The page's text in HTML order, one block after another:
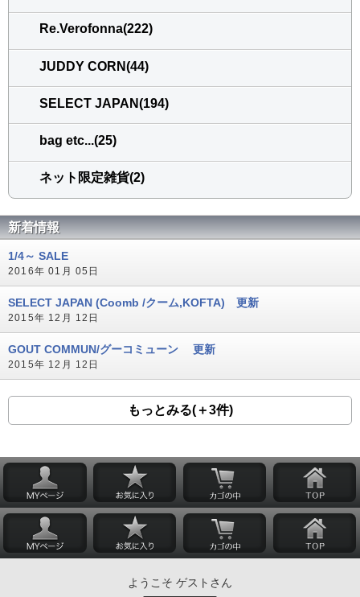
Re.Verofonna(222)
JUDDY CORN(44)
SELECT JAPAN(194)
bag etc...(25)
ネット限定雑貨(2)
新着情報
1/4～ SALE
2016年 01月 05日
SELECT JAPAN (Coomb /クーム,KOFTA) 更新
2015年 12月 12日
GOUT COMMUN/グーコミューン 更新
2015年 12月 12日
もっとみる(＋3件)
ようこそ ゲストさん